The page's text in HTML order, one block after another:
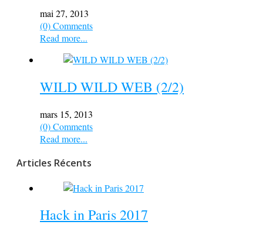
mai 27, 2013
(0) Comments
Read more...
WILD WILD WEB (2/2)
mars 15, 2013
(0) Comments
Read more...
Articles Récents
Hack in Paris 2017